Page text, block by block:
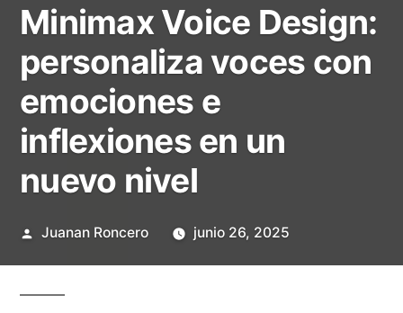
Minimax Voice Design:
personaliza voces con
emociones e
inflexiones en un
nuevo nivel
Publicado
Juanan Roncero junio 26, 2025